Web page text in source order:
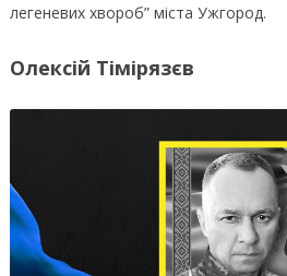
легеневих хвороб” міста Ужгород.
Олексій Тімірязєв